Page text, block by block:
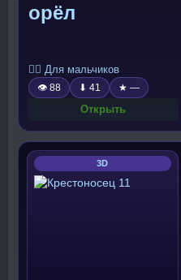
орёл
🧍‍♂️ Для мальчиков
👁 88 ⬇ 41 ★ —
Открыть
3D